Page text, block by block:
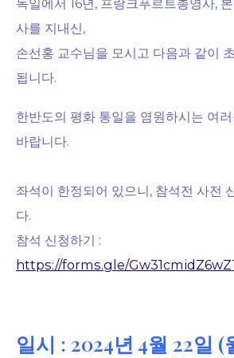
독일에서 16년, 프랑크푸르트총영사,
사를 지내신,
손선홍 교수님을 모시고 다음과 같이
됩니다.
한반도의 평화 통일을 염원하시는 여
바랍니다.
좌석이 한정되어 있으니, 참석전 사전
다.
참석 신청하기 :
https://forms.gle/
일시 : 2024년 4월 22일 (